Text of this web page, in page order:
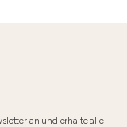
an und erhalte alle